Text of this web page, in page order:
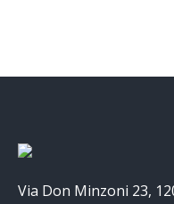
Via Don Minzoni 23,